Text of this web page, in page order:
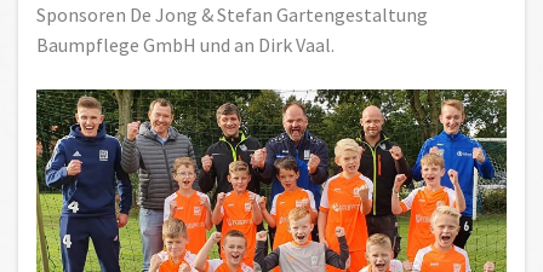
Sponsoren De Jong & Stefan Gartengestaltung
Baumpflege GmbH und an Dirk Vaal.